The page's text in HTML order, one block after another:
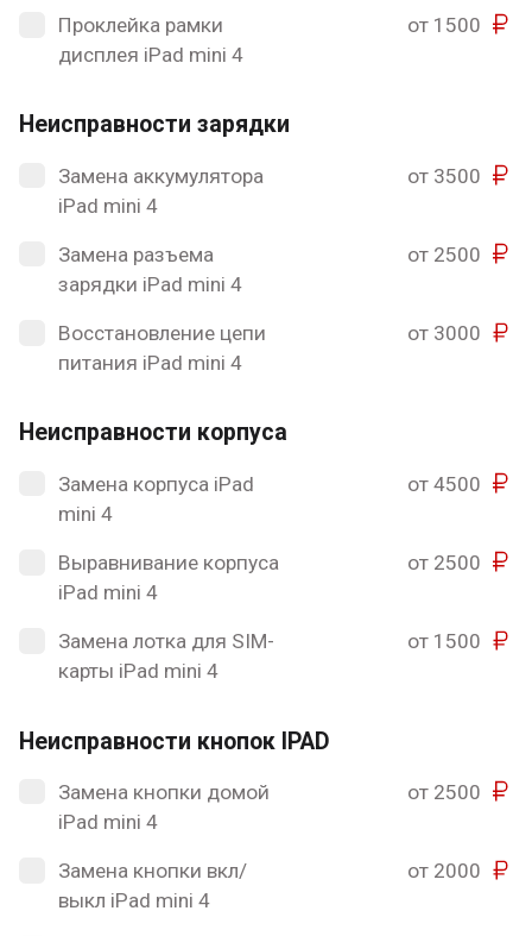
Проклейка рамки
дисплея iPad mini 4
от 1500
Неисправности зарядки
Замена аккумулятора
iPad mini 4
от 3500
Замена разъема
зарядки iPad mini 4
от 2500
Восстановление цепи
питания iPad mini 4
от 3000
Неисправности корпуса
Замена корпуса iPad
mini 4
от 4500
Выравнивание корпуса
iPad mini 4
от 2500
Замена лотка для SIM-
карты iPad mini 4
от 1500
Неисправности кнопок IPAD
Замена кнопки домой
iPad mini 4
от 2500
Замена кнопки вкл/
выкл iPad mini 4
от 2000